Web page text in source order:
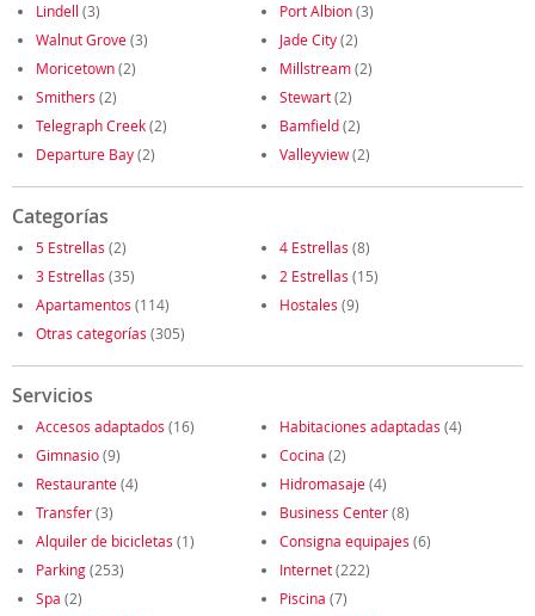
Lindell (3) Port Albion(3)
Walnut Grove(3) Jade City(2)
Moricetown(2) Millstream(2)
Smithers (2) Stewart(2)
Telegraph Creek(2) Bamfield(2)
Departure Bay(2) Valleyview(2)
Categorías
5 Estrellas (2) 4 Estrellas (8)
3 Estrellas (35) 2 Estrellas (15)
Apartamentos (114) Hostales (9)
Otras categorías (305)
Servicios
Accesos adaptados (16) Habitaciones adaptadas (4)
Gimnasio(9) Cocina (2)
Restaurante(4) Hidromasaje(4)
Transfer(3) Business Center(8)
Alquiler de bicicletas (1) Consigna equipajes (6)
Parking(253) Internet(222)
Spa (2) Piscina (7)